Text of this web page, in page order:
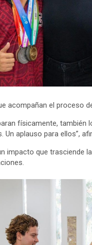
acompañan el proceso
físicamente, también
aplauso para ellos”,
impacto que trasciende